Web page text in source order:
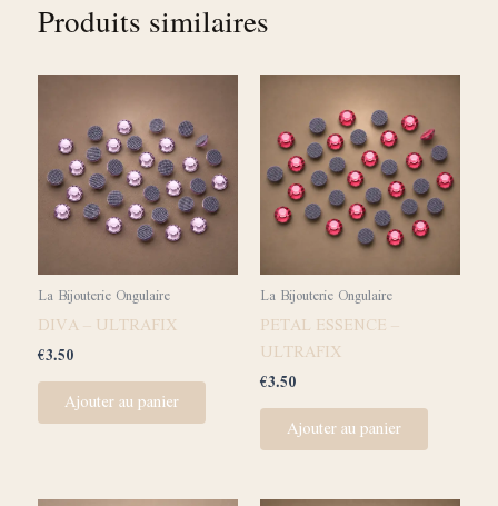
Produits similaires
La Bijouterie Ongulaire
DIVA – ULTRAFIX
€3.50
Ajouter au panier
La Bijouterie Ongulaire
PETAL ESSENCE –
ULTRAFIX
€3.50
Ajouter au panier